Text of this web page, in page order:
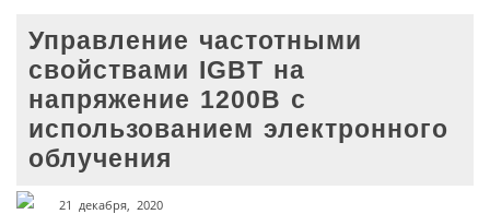
Управление частотными
свойствами IGBT на
напряжение 1200В с
использованием электронного
облучения
21 декабря, 2020